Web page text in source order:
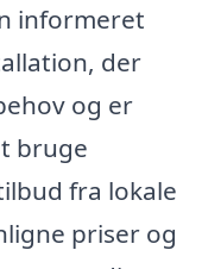
informeret
der
og er
bruge
fra lokale
priser og